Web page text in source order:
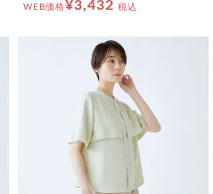
WEB価格¥3,432 税込